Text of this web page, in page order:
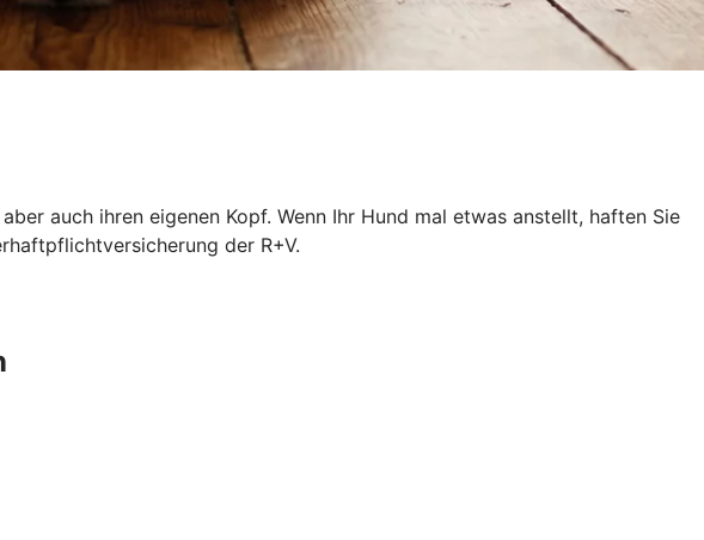
auch ihren eigenen Kopf. Wenn Ihr Hund mal etwas anstellt, haften Sie
der R+V.